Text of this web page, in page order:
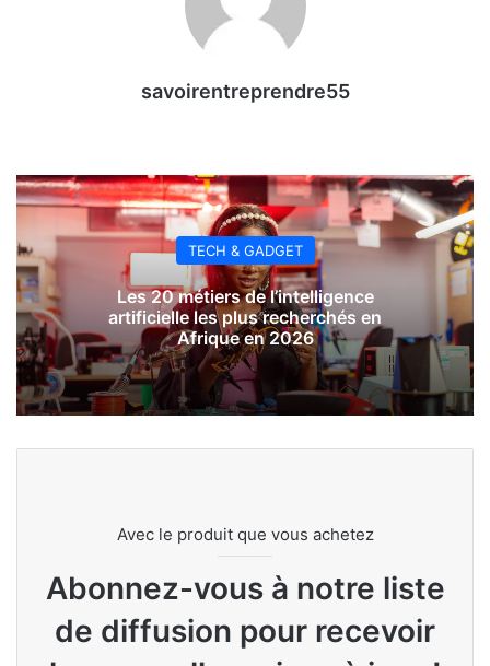
savoirentreprendre55
TECH & GADGET
Les 20 métiers de l’intelligence
artificielle les plus recherchés en
Afrique en 2026
Avec le produit que vous achetez
Abonnez-vous à notre liste
de diffusion pour recevoir